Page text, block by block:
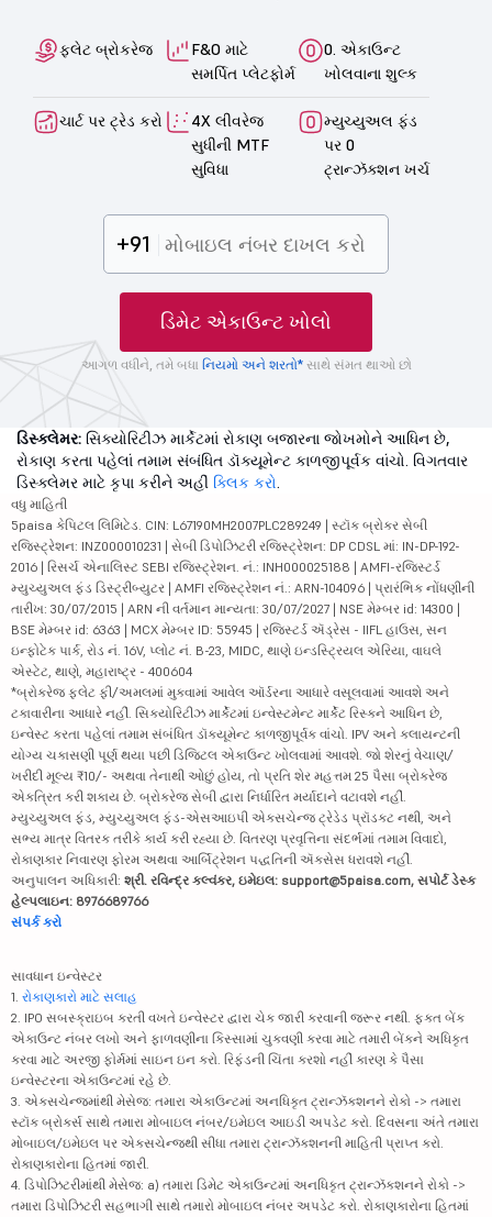
ફ્લેટ બ્રોકરેજ
F&O માટે
સમર્પિત પ્લેટફોર્મ
0. એકાઉન્ટ
ખોલવાના શુલ્ક
ચાર્ટ પર ટ્રેડ કરો
4X લીવરેજ
સુધીની MTF
સુવિધા
મ્યુચ્યુઅલ ફંડ
પર 0
ટ્રાન્ઝૅક્શન ખર્ચ
+91
ડિમેટ એકાઉન્ટ ખોલો
આગળ વધીને, તમે બધા નિયમો અને શરતો*સાથે સંમત થાઓ છો
ડિસ્ક્લેમર: સિક્યોરિટીઝ માર્કેટમાં રોકાણ બજારના જોખમોને આધિન છે,
રોકાણ કરતા પહેલાં તમામ સંબંધિત ડૉક્યૂમેન્ટ કાળજીપૂર્વક વાંચો. વિગતવાર
ડિસ્ક્લેમર માટે કૃપા કરીને અહીં ક્લિક કરો.
વધુ માહિતી
5paisa કેપિટલ લિમિટેડ. CIN: L67190MH2007PLC289249 | સ્ટૉક બ્રોકર સેબી
રજિસ્ટ્રેશન: INZ000010231 | સેબી ડિપોઝિટરી રજિસ્ટ્રેશન: DP CDSL માં: IN-DP-192-
2016 | રિસર્ચ એનાલિસ્ટ SEBI રજિસ્ટ્રેશન. નં.: INH000025188 | AMFI-રજિસ્ટર્ડ
મ્યુચ્યુઅલ ફંડ ડિસ્ટ્રીબ્યુટર | AMFI રજિસ્ટ્રેશન નં.: ARN-104096 | પ્રારંભિક નોંધણીની
તારીખ: 30/07/2015 | ARN ની વર્તમાન માન્યતા: 30/07/2027 | NSE મેમ્બર id: 14300 |
BSE મેમ્બર id: 6363 | MCX મેમ્બર ID: 55945 | રજિસ્ટર્ડ ઍડ્રેસ - IIFL હાઉસ, સન
ઇન્ફોટેક પાર્ક, રોડ નં. 16V, પ્લોટ નં. B-23, MIDC, થાણે ઇન્ડસ્ટ્રિયલ એરિયા, વાઘલે
એસ્ટેટ, થાણે, મહારાષ્ટ્ર - 400604
*બ્રોકરેજ ફ્લેટ ફી/અમલમાં મુકવામાં આવેલ ઑર્ડરના આધારે વસૂલવામાં આવશે અને
ટકાવારીના આધારે નહીં. સિક્યોરિટીઝ માર્કેટમાં ઇન્વેસ્ટમેન્ટ માર્કેટ રિસ્કને આધિન છે,
ઇન્વેસ્ટ કરતા પહેલાં તમામ સંબંધિત ડૉક્યૂમેન્ટ કાળજીપૂર્વક વાંચો. IPV અને ક્લાયન્ટની
યોગ્ય ચકાસણી પૂર્ણ થયા પછી ડિજિટલ એકાઉન્ટ ખોલવામાં આવશે. જો શેરનું વેચાણ/
ખરીદી મૂલ્ય ₹10/- અથવા તેનાથી ઓછું હોય, તો પ્રતિ શેર મહત્તમ 25 પૈસા બ્રોકરેજ
એકત્રિત કરી શકાય છે. બ્રોકરેજ સેબી દ્વારા નિર્ધારિત મર્યાદાને વટાવશે નહીં.
મ્યુચ્યુઅલ ફંડ, મ્યુચ્યુઅલ ફંડ-એસઆઇપી એક્સચેન્જ ટ્રેડેડ પ્રૉડક્ટ નથી, અને
સભ્ય માત્ર વિતરક તરીકે કાર્ય કરી રહ્યા છે. વિતરણ પ્રવૃત્તિના સંદર્ભમાં તમામ વિવાદો,
રોકાણકાર નિવારણ ફોરમ અથવા આર્બિટ્રેશન પદ્ધતિની ઍક્સેસ ધરાવશે નહીં.
અનુપાલન અધિકારી: શ્રી. રવિન્દ્ર કલ્વંકર, ઇમેઇલ: support@5paisa.com, સપોર્ટ ડેસ્ક
હેલ્પલાઇન: 8976689766
સંપર્ક કરો
સાવધાન ઇન્વેસ્ટર
1. રોકાણકારો માટે સલાહ
2. IPO સબસ્ક્રાઇબ કરતી વખતે ઇન્વેસ્ટર દ્વારા ચેક જારી કરવાની જરૂર નથી. ફક્ત બેંક
એકાઉન્ટ નંબર લખો અને ફાળવણીના કિસ્સામાં ચુકવણી કરવા માટે તમારી બેંકને અધિકૃત
કરવા માટે અરજી ફોર્મમાં સાઇન ઇન કરો. રિફંડની ચિંતા કરશો નહીં કારણ કે પૈસા
ઇન્વેસ્ટરના એકાઉન્ટમાં રહે છે.
3. એક્સચેન્જમાંથી મેસેજ: તમારા એકાઉન્ટમાં અનધિકૃત ટ્રાન્ઝૅક્શનને રોકો -> તમારા
સ્ટૉક બ્રોકર્સ સાથે તમારા મોબાઇલ નંબર/ઇમેઇલ આઇડી અપડેટ કરો. દિવસના અંતે તમારા
મોબાઇલ/ઇમેઇલ પર એક્સચેન્જથી સીધા તમારા ટ્રાન્ઝૅક્શનની માહિતી પ્રાપ્ત કરો.
રોકાણકારોના હિતમાં જારી.
4. ડિપોઝિટરીમાંથી મેસેજ: a) તમારા ડિમેટ એકાઉન્ટમાં અનધિકૃત ટ્રાન્ઝૅક્શનને રોકો ->
તમારા ડિપોઝિટરી સહભાગી સાથે તમારો મોબાઇલ નંબર અપડેટ કરો. રોકાણકારોના હિતમાં